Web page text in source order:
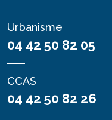
Urbanisme
04 42 50 82 05
CCAS
04 42 50 82 26